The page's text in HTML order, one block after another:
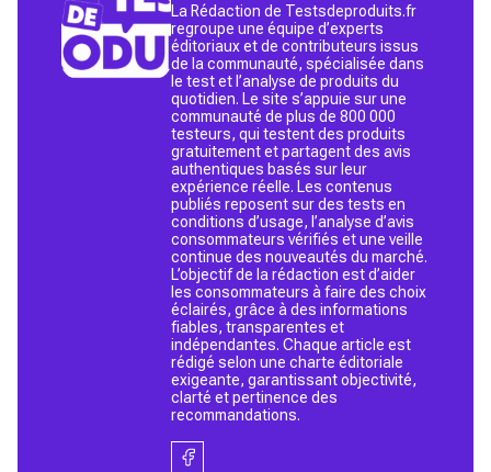
La Rédaction de Testsdeproduits.fr
regroupe une équipe d’experts
éditoriaux et de contributeurs issus
de la communauté, spécialisée dans
le test et l’analyse de produits du
quotidien. Le site s’appuie sur une
communauté de plus de 800 000
testeurs, qui testent des produits
gratuitement et partagent des avis
authentiques basés sur leur
expérience réelle. Les contenus
publiés reposent sur des tests en
conditions d’usage, l’analyse d’avis
consommateurs vérifiés et une veille
continue des nouveautés du marché.
L’objectif de la rédaction est d’aider
les consommateurs à faire des choix
éclairés, grâce à des informations
fiables, transparentes et
indépendantes. Chaque article est
rédigé selon une charte éditoriale
exigeante, garantissant objectivité,
clarté et pertinence des
recommandations.